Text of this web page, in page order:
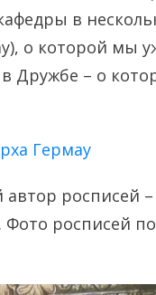
в
о которой мы
в Дружбе – о
Гермау
росписей –
росписей